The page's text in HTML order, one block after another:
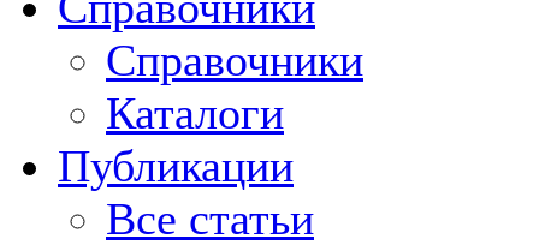
Справочники
Каталоги
Публикации
Все статьи